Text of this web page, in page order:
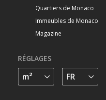
Quartiers de Monaco
Immeubles de Monaco
Magazine
RÉGLAGES